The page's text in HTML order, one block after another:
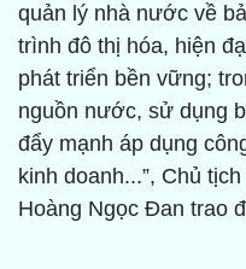
quản lý nhà nước về
trình đô thị hóa, hiện
phát triển bền vững;
nguồn nước, sử dụng
đẩy mạnh áp dụng
kinh doanh...”, Chủ
Hoàng Ngọc Đan trao